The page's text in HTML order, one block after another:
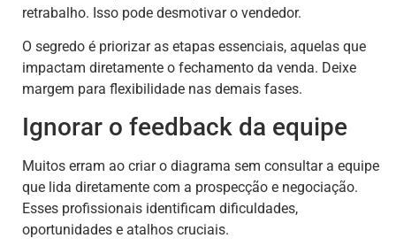
retrabalho. Isso pode desmotivar o vendedor.
O segredo é priorizar as etapas essenciais, aquelas que
impactam diretamente o fechamento da venda. Deixe
margem para flexibilidade nas demais fases.
Ignorar o feedback da equipe
Muitos erram ao criar o diagrama sem consultar a equipe
que lida diretamente com a prospecção e negociação.
Esses profissionais identificam dificuldades,
oportunidades e atalhos cruciais.